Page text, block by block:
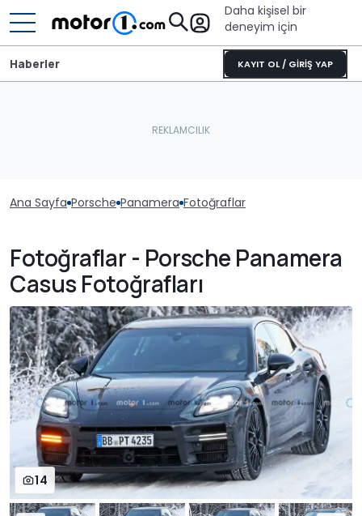
Daha kişisel bir
deneyim için
KAYIT OL / GİRİŞ YAP
Haberler
Ana Sayfa Porsche Panamera Fotoğraflar
Fotoğraflar - Porsche Panamera
Casus Fotoğrafları
14